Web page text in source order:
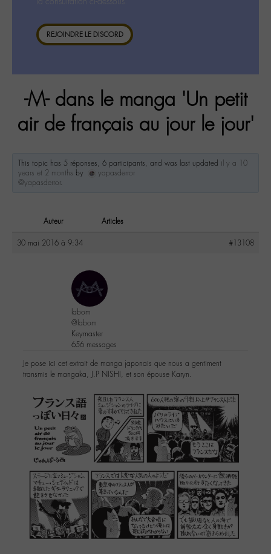
REJOINDRE LE DISCORD
-M- dans le manga 'Un petit
air de français au jour le jour'
This topic has 5 réponses, 6 participants, and was last updated il y a 10
years et 2 months by
yapasderror
@yapasderror.
Auteur Articles
30 mai 2016 à 9:34 #13108
labom
@labom
Keymaster
656 messages
Je pose ici cet extrait de manga japonais que nous a gentiment
transmis le mangaka, J.P NISHI, et son épouse Karyn.